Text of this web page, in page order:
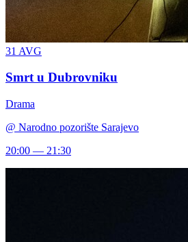
31 AVG
Smrt u Dubrovniku
Drama
@ Narodno pozorište Sarajevo
20:00 — 21:30